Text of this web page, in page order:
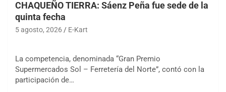
CHAQUEÑO TIERRA: Sáenz Peña fue sede de la
quinta fecha
5 agosto, 2026 E-Kart
La competencia, denominada “Gran Premio
Supermercados Sol – Ferretería del Norte”, contó con la
participación de…